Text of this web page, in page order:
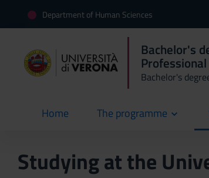
Department of Human Sciences
Bachelor's
Bachelor's
Home
current The programme
Studying at the